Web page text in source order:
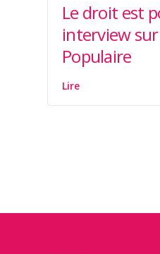
Le droit est
interview
Populaire
Lire